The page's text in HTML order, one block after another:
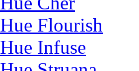
Hue Flourish
Hue Infuse